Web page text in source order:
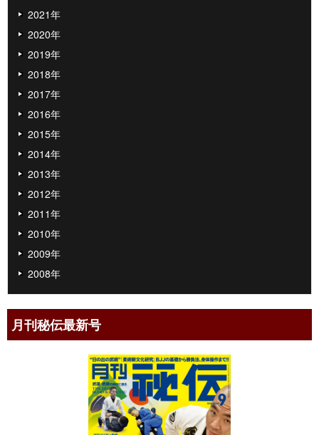
2021年
2020年
2019年
2018年
2017年
2016年
2015年
2014年
2013年
2012年
2011年
2010年
2009年
2008年
月刊秘伝最新号